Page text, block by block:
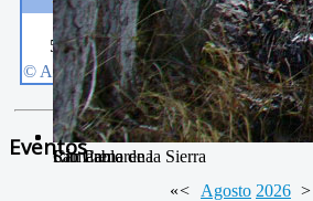
Camarena de la Sierra
San Pablo
Río Camarena
Eventos
«< Agosto 2026 >